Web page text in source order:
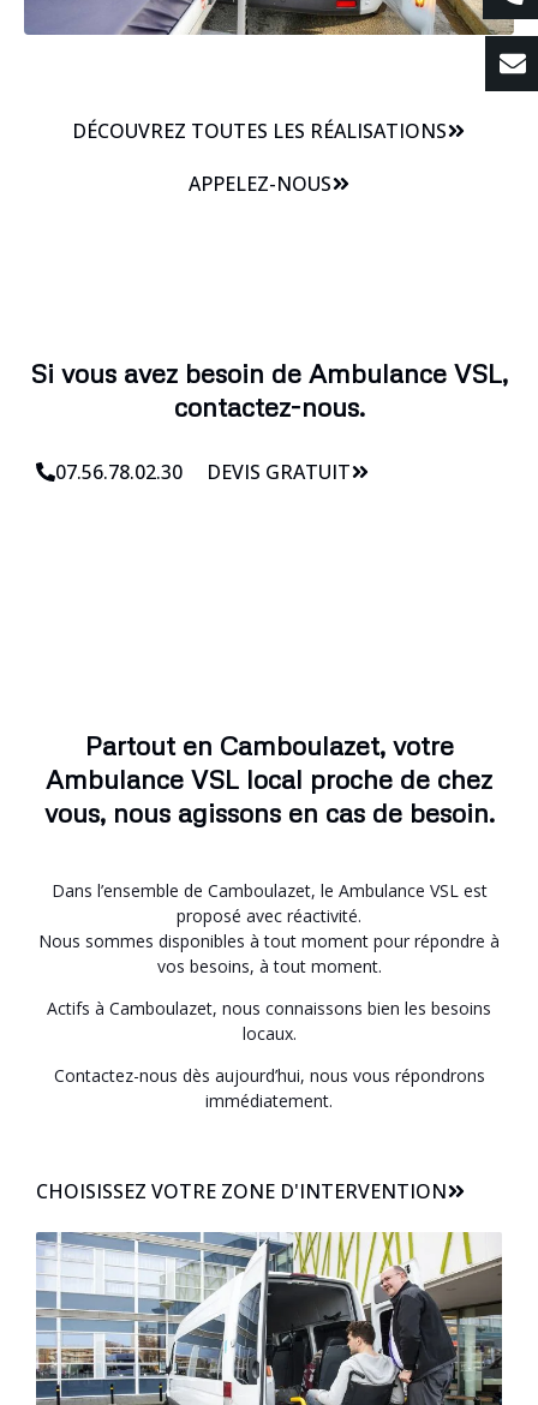
DÉCOUVREZ TOUTES LES RÉALISATIONS
APPELEZ-NOUS
Si vous avez besoin de Ambulance VSL,
contactez-nous.
07.56.78.02.30 DEVIS GRATUIT
Partout en Camboulazet, votre
Ambulance VSL local proche de chez
vous, nous agissons en cas de besoin.
Dans l’ensemble de Camboulazet, le Ambulance VSL est
proposé avec réactivité.
Nous sommes disponibles à tout moment pour répondre à
vos besoins, à tout moment.
Actifs à Camboulazet, nous connaissons bien les besoins
locaux.
Contactez-nous dès aujourd’hui, nous vous répondrons
immédiatement.
CHOISISSEZ VOTRE ZONE D'INTERVENTION